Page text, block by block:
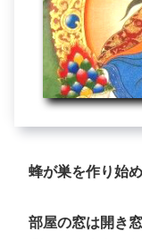
蜂が巣を作り始め
部屋の窓は開き